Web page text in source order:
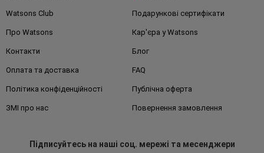
Watsons Club Подарункові сертифікати
Про Watsons Кар'єра у Watsons
Контакти Блог
Оплата та доставка FAQ
Політика конфіденційності Публічна оферта
ЗМІ про нас Повернення замовлення
Підписуйтесьна наші соц. мережі та месенджери